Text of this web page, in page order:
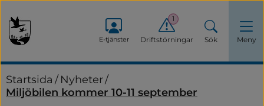
E-tjänster Driftstörningar
1
Sök Meny
Startsida / Nyheter/
Miljöbilen kommer 10-11 september